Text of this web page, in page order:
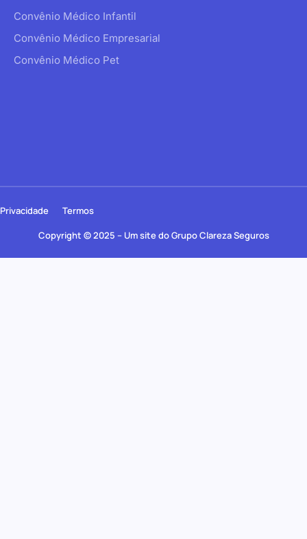
Convênio Médico Infantil
Convênio Médico Empresarial
Convênio Médico Pet
Copyright © 2025 – Um site do Grupo Clareza Seguros
Privacidade Termos